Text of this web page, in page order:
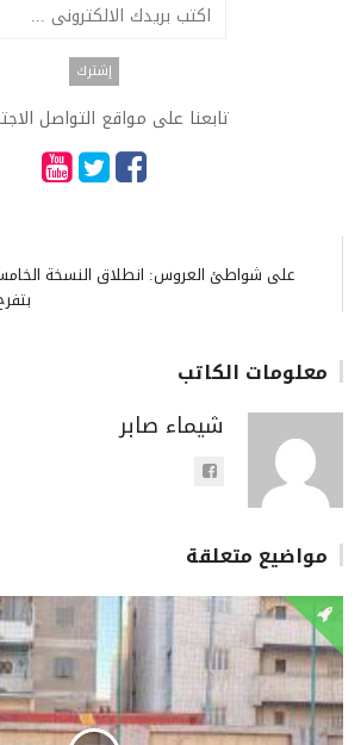
تابعنا على مواقع التواصل
على شواطئ العروس: انطلاق النسخة
معلومات الكاتب
شيماء صابر
مواضيع متعلقة